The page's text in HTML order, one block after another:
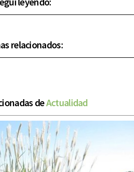
relacionados:
deActualidad